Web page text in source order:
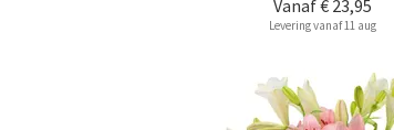
Vanaf€ 23,95
Levering vanaf 11 aug